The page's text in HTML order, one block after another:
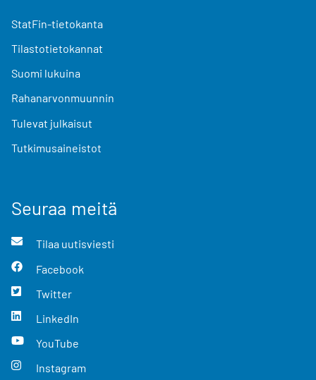
StatFin-tietokanta
Tilastotietokannat
Suomi lukuina
Rahanarvonmuunnin
Tulevat julkaisut
Tutkimusaineistot
Seuraa meitä
Tilaa uutisviesti
Facebook
Twitter
LinkedIn
YouTube
Instagram